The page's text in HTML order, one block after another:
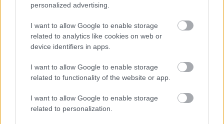
personalized advertising.
I want to allow Google to enable storage
related to analytics like cookies on web or
device identifiers in apps.
I want to allow Google to enable storage
related to functionality of the website or app.
I want to allow Google to enable storage
related to personalization.